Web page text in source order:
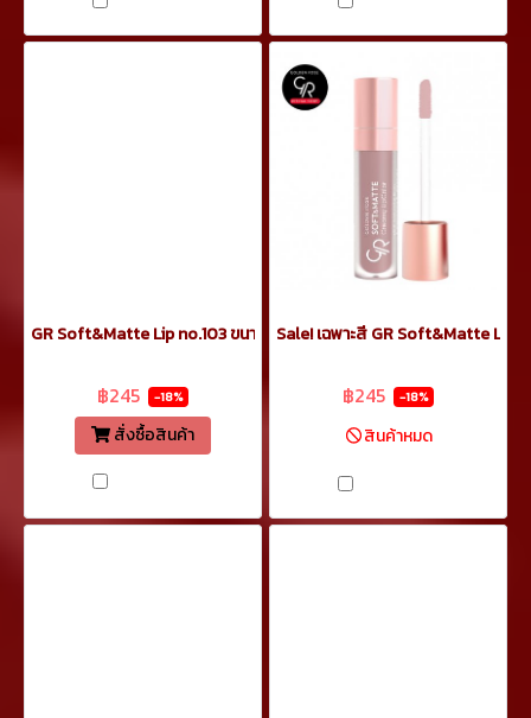
GR Soft&Matte Lip no.103 ขนาด 5.5ml
฿245 -18%
สั่งซื้อสินค้า
Sale! เฉพาะสี GR Soft&Matte Lip
฿245 -18%
สินค้าหมด